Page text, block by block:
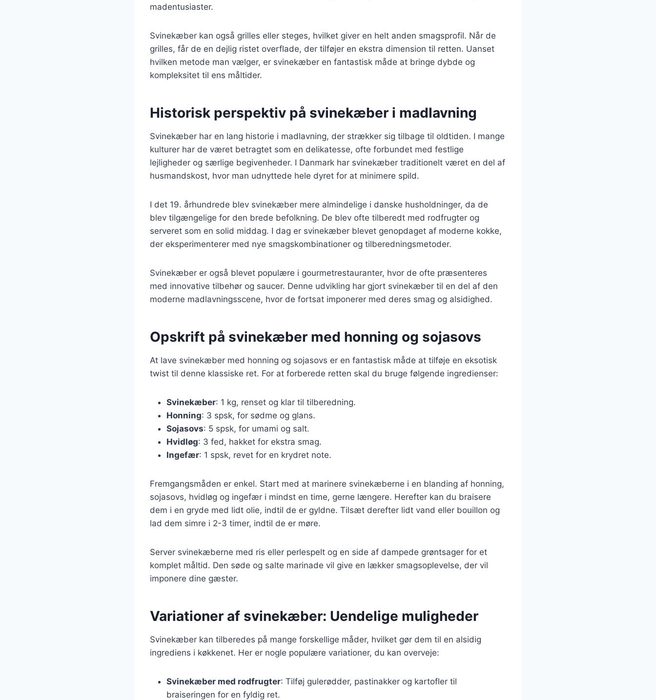
madentusiaster.
Svinekæber kan også grilles eller steges, hvilket giver en helt anden smagsprofil. Når de
grilles, får de en dejlig ristet overflade, der tilføjer en ekstra dimension til retten. Uanset
hvilken metode man vælger, er svinekæber en fantastisk måde at bringe dybde og
kompleksitet til ens måltider.
Historisk perspektiv på svinekæber i madlavning
Svinekæber har en lang historie i madlavning, der strækker sig tilbage til oldtiden. I mange
kulturer har de været betragtet som en delikatesse, ofte forbundet med festlige
lejligheder og særlige begivenheder. I Danmark har svinekæber traditionelt været en del af
husmandskost, hvor man udnyttede hele dyret for at minimere spild.
I det 19. århundrede blev svinekæber mere almindelige i danske husholdninger, da de
blev tilgængelige for den brede befolkning. De blev ofte tilberedt med rodfrugter og
serveret som en solid middag. I dag er svinekæber blevet genopdaget af moderne kokke,
der eksperimenterer med nye smagskombinationer og tilberedningsmetoder.
Svinekæber er også blevet populære i gourmetrestauranter, hvor de ofte præsenteres
med innovative tilbehør og saucer. Denne udvikling har gjort svinekæber til en del af den
moderne madlavningsscene, hvor de fortsat imponerer med deres smag og alsidighed.
Opskrift på svinekæber med honning og sojasovs
At lave svinekæber med honning og sojasovs er en fantastisk måde at tilføje en eksotisk
twist til denne klassiske ret. For at forberede retten skal du bruge følgende ingredienser:
Svinekæber: 1 kg, renset og klar til tilberedning.
Honning: 3 spsk, for sødme og glans.
Sojasovs: 5 spsk, for umami og salt.
Hvidløg: 3 fed, hakket for ekstra smag.
Ingefær: 1 spsk, revet for en krydret note.
Fremgangsmåden er enkel. Start med at marinere svinekæberne i en blanding af honning,
sojasovs, hvidløg og ingefær i mindst en time, gerne længere. Herefter kan du braisere
dem i en gryde med lidt olie, indtil de er gyldne. Tilsæt derefter lidt vand eller bouillon og
lad dem simre i 2-3 timer, indtil de er møre.
Server svinekæberne med ris eller perlespelt og en side af dampede grøntsager for et
komplet måltid. Den søde og salte marinade vil give en lækker smagsoplevelse, der vil
imponere dine gæster.
Variationer af svinekæber: Uendelige muligheder
Svinekæber kan tilberedes på mange forskellige måder, hvilket gør dem til en alsidig
ingrediens i køkkenet. Her er nogle populære variationer, du kan overveje:
Svinekæber med rodfrugter: Tilføj gulerødder, pastinakker og kartofler til
braiseringen for en fyldig ret.